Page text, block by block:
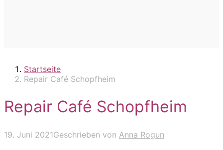
Startseite
Repair Café Schopfheim
Repair Café Schopfheim
19. Juni 2021Geschrieben von Anna Rogun